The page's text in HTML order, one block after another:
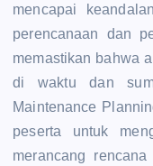
mencapai
perencanaan dan
memastikan bahwa
di waktu dan
Maintenance
peserta untuk
merancang